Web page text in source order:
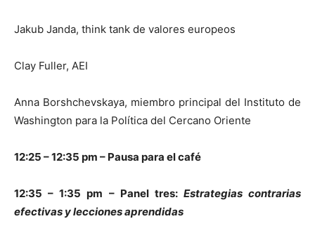
Jakub Janda, think tank de valores europeos
Clay Fuller, AEI
Anna Borshchevskaya, miembro principal del Instituto de
Washington para la Política del Cercano Oriente
12:25 – 12:35 pm – Pausa para el café
12:35 – 1:35 pm – Panel tres: Estrategias contrarias
efectivas ylecciones aprendidas